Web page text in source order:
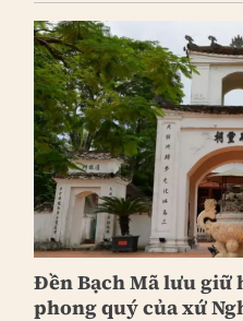
Đền Bạch Mã lưu giữ
phong quý của xứ